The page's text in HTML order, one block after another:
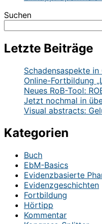
Suchen
Letzte Beiträge
Schadensaspekte
Online-Fortbildung
Neues RoB-Tool:
Jetzt nochmal in
Visual abstracts:
Kategorien
Buch
EbM-Basics
Evidenzbasierte
Evidenzgeschichten
Fortbildung
Hörtipp
Kommentar